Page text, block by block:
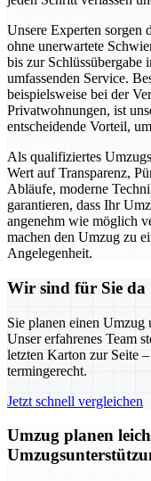
Unsere Experten sorgen
ohne unerwartete
bis zur Schlüssübergabe
umfassenden Service.
beispielsweise bei der
Privatwohnungen, ist
entscheidende Vorteil,
Als qualifiziertes
Wert auf Transparenz,
Abläufe, moderne
garantieren, dass Ihr
angenehm wie möglich
machen den Umzug zu
Angelegenheit.
Wir sind für Sie da
Sie planen einen Umzug
Unser erfahrenes Team
letzten Karton zur Seite
termingerecht.
Jetzt schnell vergleichen
Umzug planen